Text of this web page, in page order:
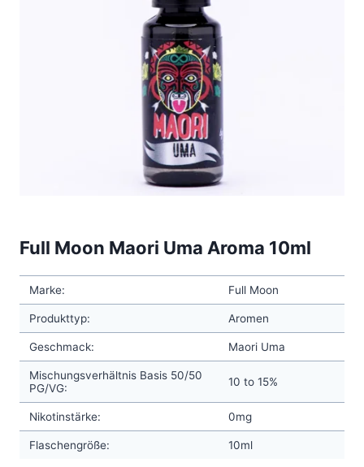
Full Moon Maori Uma Aroma 10ml
Marke: Full Moon
Produkttyp: Aromen
Geschmack: Maori Uma
Mischungsverhältnis Basis 50/50
PG/VG:
10 to 15%
Nikotinstärke: 0mg
Flaschengröße: 10ml